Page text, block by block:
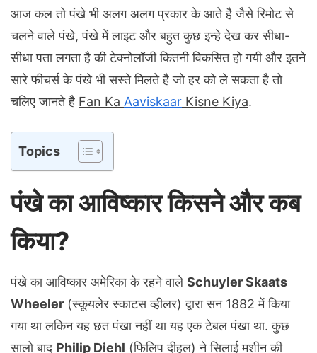
आज कल तो पंखे भी अलग अलग प्रकार के आते है जैसे रिमोट से
चलने वाले पंखे, पंखे में लाइट और बहुत कुछ इन्हे देख कर सीधा-
सीधा पता लगता है की टेक्नोलॉजी कितनी विकसित हो गयी और इतने
सारे फीचर्स के पंखे भी सस्ते मिलते है जो हर को ले सकता है तो
चलिए जानते है Fan Ka Aaviskaar Kisne Kiya.
Topics
पंखे का आविष्कार किसने और कब
किया?
पंखे का आविष्कार अमेरिका के रहने वाले Schuyler Skaats
Wheeler (स्कूयलेर स्काटस व्हीलर) द्वारा सन 1882 में किया
गया था लकिन यह छत पंखा नहीं था यह एक टेबल पंखा था. कुछ
सालो बाद Philip Diehl (फिलिप दीहल) ने सिलाई मशीन की